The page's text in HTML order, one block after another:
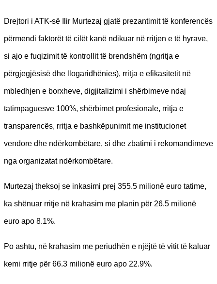
Drejtori i ATK-së Ilir Murtezaj gjatë prezantimit të konferencës
përmendi faktorët të cilët kanë ndikuar në rritjen e të hyrave,
si ajo e fuqizimit të kontrollit të brendshëm (ngritja e
përgjegjësisë dhe llogaridhënies), rritja e efikasitetit në
mbledhjen e borxheve, digjitalizimi i shërbimeve ndaj
tatimpaguesve 100%, shërbimet profesionale, rritja e
transparencës, rritja e bashkëpunimit me institucionet
vendore dhe ndërkombëtare, si dhe zbatimi i rekomandimeve
nga organizatat ndërkombëtare.
Murtezaj theksoj se inkasimi prej 355.5 milionë euro tatime,
ka shënuar rritje në krahasim me planin për 26.5 milionë
euro apo 8.1%.
Po ashtu, në krahasim me periudhën e njëjtë të vitit të kaluar
kemi rritje për 66.3 milionë euro apo 22.9%.